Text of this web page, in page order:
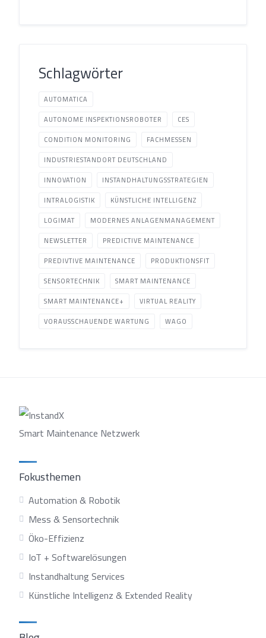
Schlagwörter
AUTOMATICA
AUTONOME INSPEKTIONSROBOTER
CES
CONDITION MONITORING
FACHMESSEN
INDUSTRIESTANDORT DEUTSCHLAND
INNOVATION
INSTANDHALTUNGSSTRATEGIEN
INTRALOGISTIK
KÜNSTLICHE INTELLIGENZ
LOGIMAT
MODERNES ANLAGENMANAGEMENT
NEWSLETTER
PREDICTIVE MAINTENANCE
PREDIVTIVE MAINTENANCE
PRODUKTIONSFIT
SENSORTECHNIK
SMART MAINTENANCE
SMART MAINTENANCE+
VIRTUAL REALITY
VORAUSSCHAUENDE WARTUNG
WAGO
Smart Maintenance Netzwerk
Fokusthemen
Automation & Robotik
Mess & Sensortechnik
Öko-Effizienz
IoT + Softwarelösungen
Instandhaltung Services
Künstliche Intelligenz & Extended Reality